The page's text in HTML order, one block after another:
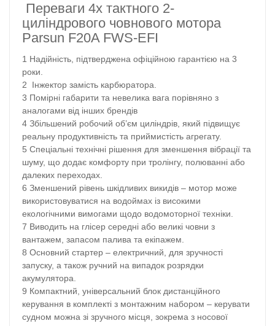
Переваги 4х тактного 2-
циліндрового човнового мотора
Parsun F20A FWS-EFI
Надійність, підтверджена офіційною гарантією на 3
роки.
Інжектор замість карбюратора.
Помірні габарити та невелика вага порівняно з
аналогами від інших брендів
Збільшений робочий об’єм циліндрів, який підвищує
реальну продуктивність та приймистість агрегату.
Спеціальні технічні рішення для зменшення вібрації та
шуму, що додає комфорту при тролінгу, полюванні або
далеких переходах.
Зменшений рівень шкідливих викидів – мотор може
використовуватися на водоймах із високими
екологічними вимогами щодо водомоторної техніки.
Виводить на глісер середні або великі човни з
вантажем, запасом палива та екіпажем.
Основний стартер ­– електричний, для зручності
запуску, а також ручний на випадок розрядки
акумулятора.
Компактний, універсальний блок дистанційного
керування в комплекті з монтажним набором – керувати
судном можна зі зручного місця, зокрема з носової